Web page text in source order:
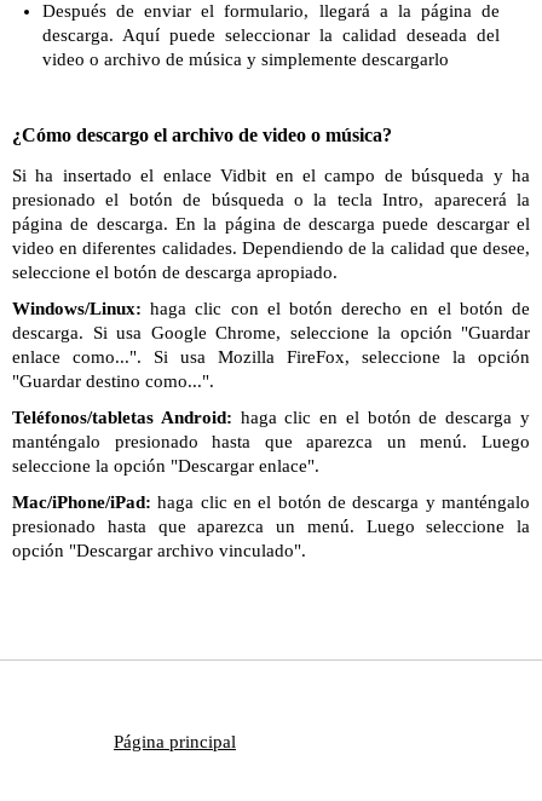
Después de enviar el formulario, llegará a la página de
descarga. Aquí puede seleccionar la calidad deseada del
video o archivo de música y simplemente descargarlo
¿Cómo descargo el archivo de video o música?
Si ha insertado el enlace Vidbit en el campo de búsqueda y ha
presionado el botón de búsqueda o la tecla Intro, aparecerá la
página de descarga. En la página de descarga puede descargar el
video en diferentes calidades. Dependiendo de la calidad que desee,
seleccione el botón de descarga apropiado.
Windows/Linux: haga clic con el botón derecho en el botón de
descarga. Si usa Google Chrome, seleccione la opción "Guardar
enlace como...". Si usa Mozilla FireFox, seleccione la opción
"Guardar destino como...".
Teléfonos/tabletas Android: haga clic en el botón de descarga y
manténgalo presionado hasta que aparezca un menú. Luego
seleccione la opción "Descargar enlace".
Mac/iPhone/iPad: haga clic en el botón de descarga y manténgalo
presionado hasta que aparezca un menú. Luego seleccione la
opción "Descargar archivo vinculado".
Página principal